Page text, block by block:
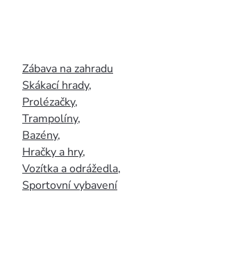
Zábava na zahradu
Skákací hrady,
Prolézačky,
Trampolíny,
Bazény,
Hračky a hry,
Vozítka a odrážedla,
Sportovní vybavení